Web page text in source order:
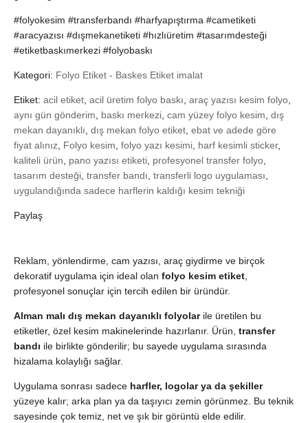
#folyokesim #transferbandı #harfyapıştırma #cametiketi
#aracyazısı #dışmekanetiketi #hızlıüretim #tasarımdesteği
#etiketbaskımerkezi #folyobaskı
Kategori: Folyo Etiket - Baskes Etiket imalat
Etiket: acil etiket acil üretim folyo baskı araç yazısı kesim folyo
aynı gün gönderim
baskı merkezi cam yüzey folyo kesim dış
mekan dayanıklı dış mekan folyo etiket ebat ve adede göre
fiyat alınız Folyo kesim folyo yazı kesimi harf kesimli sticker,
kaliteli ürün
pano yazısı etiketi profesyonel transfer folyo
tasarım desteği transfer bandı transferli logo uygulaması
uygulandığında sadece harflerin kaldığı kesim tekniği
Paylaş
Reklam, yönlendirme, cam yazısı, araç giydirme ve birçok
dekoratif uygulama için ideal olan folyo kesim etiket
profesyonel sonuçlar için tercih edilen bir üründür.
Alman malı dış mekan dayanıklı folyolarile üretilen bu
etiketler, özel kesim makinelerinde hazırlanır. Ürün, transfer
bandı ile birlikte gönderilir; bu sayede uygulama sırasında
hizalama kolaylığı sağlar.
Uygulama sonrası sadece harfler, logolar ya da şekiller
yüzeye kalır; arka plan ya da taşıyıcı zemin görünmez. Bu teknik
sayesinde çok temiz, net ve şık bir görüntü elde edilir.